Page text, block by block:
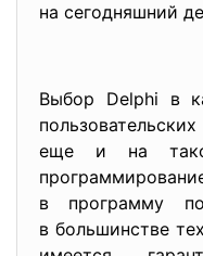
на сегодняшний
Выбор Delphi в
еще и на
в программу
в большинстве